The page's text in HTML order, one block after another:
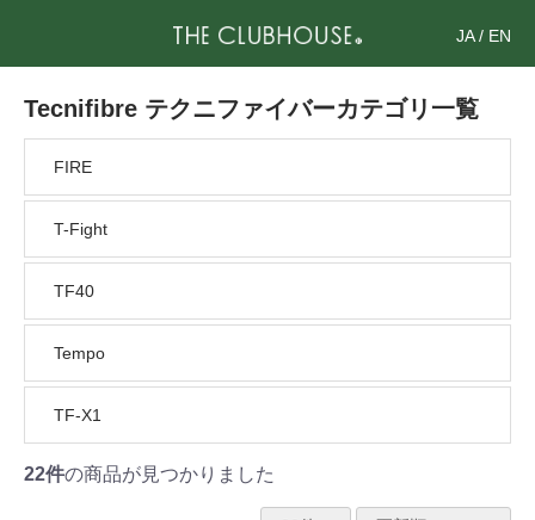
JA/ EN
Tecnifibre テクニファイバーカテゴリ一覧
FIRE
T-Fight
TF40
Tempo
TF-X1
22件の商品が見つかりました